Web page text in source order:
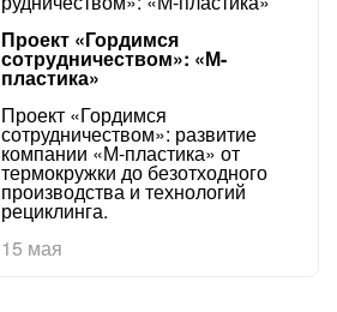
Проект «Гордимся
сотрудничеством»: «М-
пластика»
Проект «Гордимся
сотрудничеством»: развитие
компании «М-пластика» от
термокружки до безотходного
производства и технологий
рециклинга.
15 мая